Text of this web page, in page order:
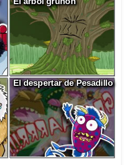
El despertar de Pesadillo